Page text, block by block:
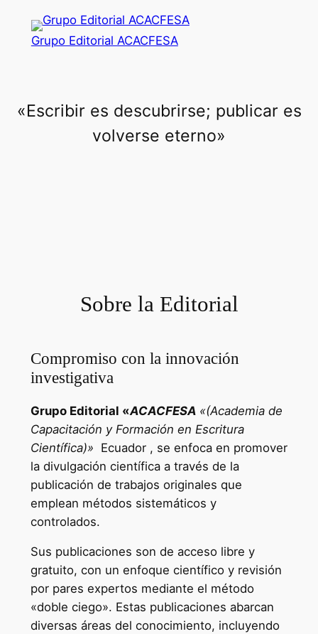
contenido
Grupo Editorial ACACFESA
«Escribir es descubrirse; publicar es
volverse eterno»
Sobre la Editorial
Compromiso con la innovación
investigativa
Grupo Editorial «ACACFESA «(Academia de
Capacitación y Formación en Escritura
Científica)» Ecuador , se enfoca en promover
la divulgación científica a través de la
publicación de trabajos originales que
emplean métodos sistemáticos y
controlados.
Sus publicaciones son de acceso libre y
gratuito, con un enfoque científico y revisión
por pares expertos mediante el método
«doble ciego». Estas publicaciones abarcan
diversas áreas del conocimiento, incluyendo